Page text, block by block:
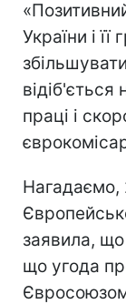
України і
відіб'ється
праці і
Нагадаємо,
заявила,
що угода
Євросоюзом